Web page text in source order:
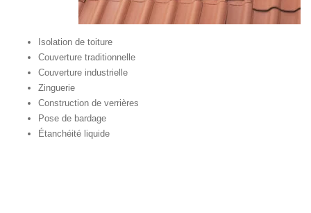
Isolation de toiture
Couverture traditionnelle
Couverture industrielle
Zinguerie
Construction de verrières
Pose de bardage
Étanchéité liquide